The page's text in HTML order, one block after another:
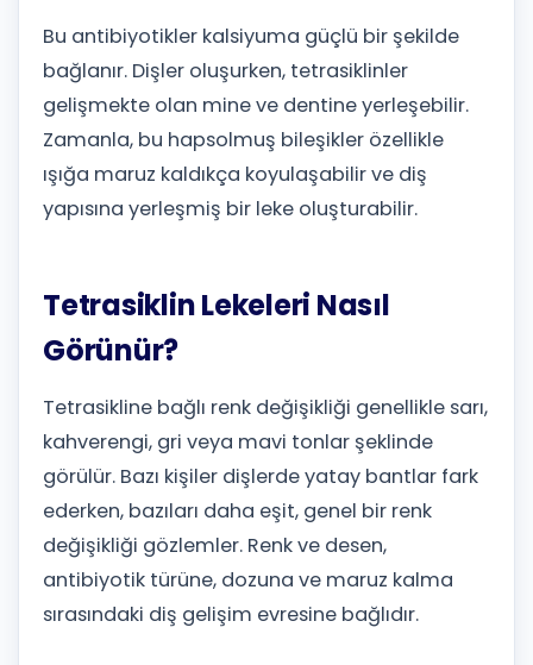
Bu antibiyotikler kalsiyuma güçlü bir şekilde
bağlanır. Dişler oluşurken, tetrasiklinler
gelişmekte olan mine ve dentine yerleşebilir.
Zamanla, bu hapsolmuş bileşikler özellikle
ışığa maruz kaldıkça koyulaşabilir ve diş
yapısına yerleşmiş bir leke oluşturabilir.
Tetrasiklin Lekeleri Nasıl
Görünür?
Tetrasikline bağlı renk değişikliği genellikle sarı,
kahverengi, gri veya mavi tonlar şeklinde
görülür. Bazı kişiler dişlerde yatay bantlar fark
ederken, bazıları daha eşit, genel bir renk
değişikliği gözlemler. Renk ve desen,
antibiyotik türüne, dozuna ve maruz kalma
sırasındaki diş gelişim evresine bağlıdır.